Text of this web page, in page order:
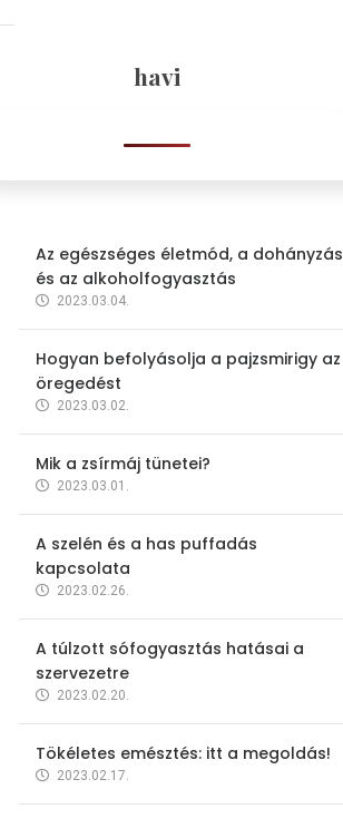
havi
Az egészséges életmód, a dohányzás
és az alkoholfogyasztás
2023.03.04.
Hogyan befolyásolja a pajzsmirigy az
öregedést
2023.03.02.
Mik a zsírmáj tünetei?
2023.03.01.
A szelén és a has puffadás
kapcsolata
2023.02.26.
A túlzott sófogyasztás hatásai a
szervezetre
2023.02.20.
Tökéletes emésztés: itt a megoldás!
2023.02.17.